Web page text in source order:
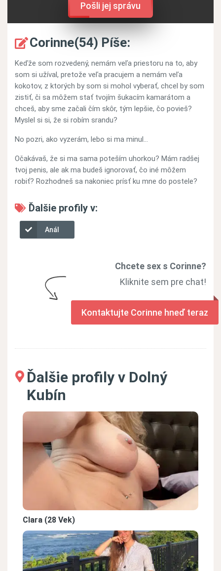
Pošli jej správu
Corinne(54) Píše:
Keďže som rozvedený, nemám veľa priestoru na to, aby
som si užíval, pretože veľa pracujem a nemám veľa
kokotov, z ktorých by som si mohol vyberať, chcel by som
zistiť, či sa môžem stať tvojím šukacím kamarátom a
chceš, aby sme začali čím skôr, tým lepšie, čo povieš?
Myslel si si, že si robím srandu?
No pozri, ako vyzerám, lebo si ma minul…
Očakávaš, že si ma sama poteším uhorkou? Mám radšej
tvoj penis, ale ak ma budeš ignorovať, čo iné môžem
robiť? Rozhodneš sa nakoniec prísť ku mne do postele?
Ďalšie profily v:
Anál
Chcete sex s Corinne?
Kliknite sem pre chat!
Kontaktujte Corinne hneď teraz
Ďalšie profily v Dolný
Kubín
Clara (28 Vek)